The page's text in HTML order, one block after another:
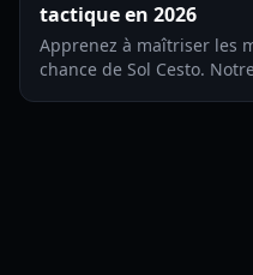
tactique en 2026
Apprenez à maîtriser les
chance de Sol Cesto.